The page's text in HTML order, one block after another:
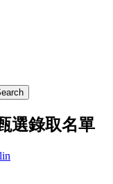
選錄取名單